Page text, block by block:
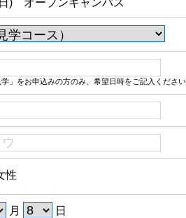
) オープンキャンパス
学」をお申込みの方のみ、希望日時をご記入くださ
性
月 日